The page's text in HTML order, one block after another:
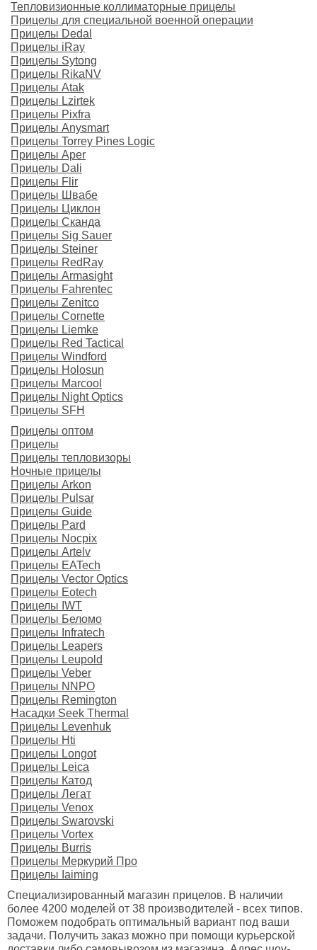
Тепловизионные коллиматорные прицелы
Прицелы для специальной военной операции
Прицелы Dedal
Прицелы iRay
Прицелы Sytong
Прицелы RikaNV
Прицелы Atak
Прицелы Lzirtek
Прицелы Pixfra
Прицелы Anysmart
Прицелы Torrey Pines Logic
Прицелы Aper
Прицелы Dali
Прицелы Flir
Прицелы Швабе
Прицелы Циклон
Прицелы Сканда
Прицелы Sig Sauer
Прицелы Steiner
Прицелы RedRay
Прицелы Armasight
Прицелы Fahrentec
Прицелы Zenitco
Прицелы Cornette
Прицелы Liemke
Прицелы Red Tactical
Прицелы Windford
Прицелы Holosun
Прицелы Marcool
Прицелы Night Optics
Прицелы SFH
Прицелы оптом
Прицелы
Прицелы тепловизоры
Ночные прицелы
Прицелы Arkon
Прицелы Pulsar
Прицелы Guide
Прицелы Pard
Прицелы Nocpix
Прицелы Artelv
Прицелы EATech
Прицелы Vector Optics
Прицелы Eotech
Прицелы IWT
Прицелы Беломо
Прицелы Infratech
Прицелы Leapers
Прицелы Leupold
Прицелы Veber
Прицелы NNPO
Прицелы Remington
Насадки Seek Thermal
Прицелы Levenhuk
Прицелы Hti
Прицелы Longot
Прицелы Leica
Прицелы Катод
Прицелы Легат
Прицелы Venox
Прицелы Swarovski
Прицелы Vortex
Прицелы Burris
Прицелы Меркурий Про
Прицелы Iaiming
Специализированный магазин прицелов. В наличии
более 4200 моделей от 38 производителей - всех типов.
Поможем подобрать оптимальный вариант под ваши
задачи. Получить заказ можно при помощи курьерской